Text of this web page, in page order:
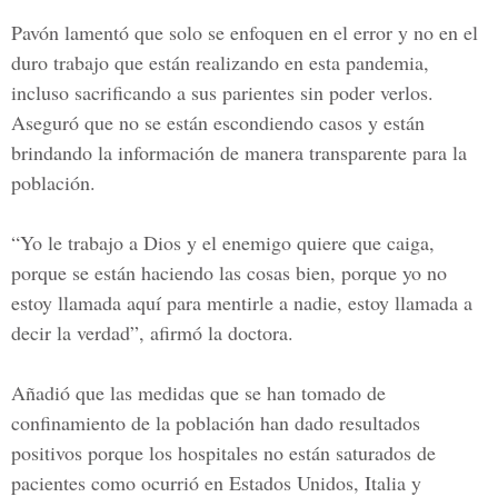
Pavón lamentó que solo se enfoquen en el error y no en el
duro trabajo que están realizando en esta pandemia,
incluso sacrificando a sus parientes sin poder verlos.
Aseguró que no se están escondiendo casos y están
brindando la información de manera transparente para la
población.
“Yo le trabajo a Dios y el enemigo quiere que caiga,
porque se están haciendo las cosas bien, porque yo no
estoy llamada aquí para mentirle a nadie, estoy llamada a
decir la verdad”, afirmó la doctora.
Añadió que las medidas que se han tomado de
confinamiento de la población han dado resultados
positivos porque los hospitales no están saturados de
pacientes como ocurrió en Estados Unidos, Italia y